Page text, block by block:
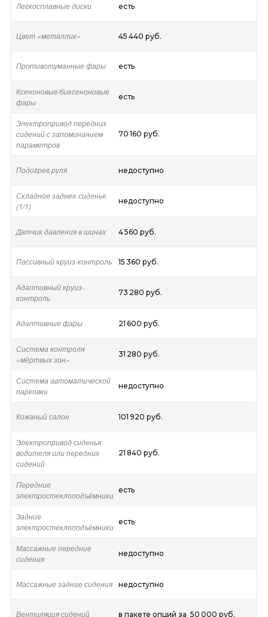
Легкосплавные диски есть
Цвет «металлик» 45 440 руб.
Противотуманные фары есть
Ксеноновые/биксеноновые
фары
есть
Электропривод передних
сидений с запоминанием
параметров
70 160 руб.
Подогрев руля недоступно
Складное заднее сиденье
(1/1)
недоступно
Датчик давления в шинах 4 560 руб.
Пассивный круиз-контроль 15 360 руб.
Адаптивный круиз-
контроль
73 280 руб.
Адаптивные фары 21 600 руб.
Система контроля
«мёртвых зон»
31 280 руб.
Система автоматической
парковки
недоступно
Кожаный салон 101 920 руб.
Электропривод сиденья
водителя или передних
сидений
21 840 руб.
Передние
электростеклоподъёмники
есть
Задние
электростеклоподъёмники
есть
Массажные передние
сидения
недоступно
Массажные задние сидения недоступно
Вентиляция сидений в пакете опций за 50 000 руб.